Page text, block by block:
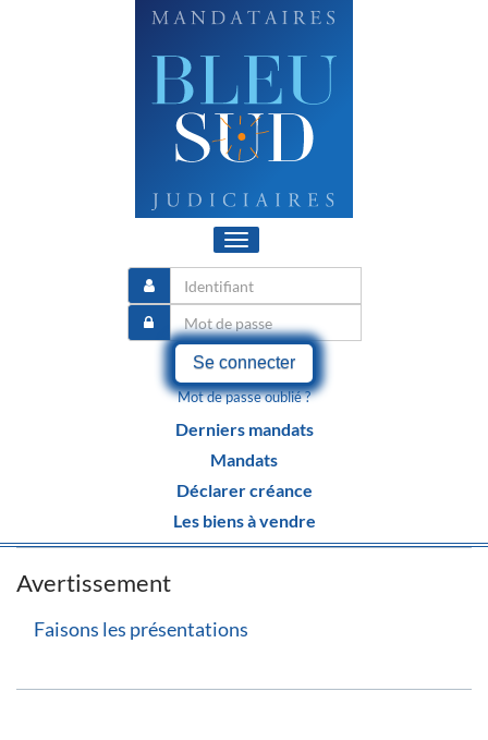
Toggle
navigation
Se connecter
Mot de passe oublié ?
Derniers mandats
Mandats
Déclarer créance
Les biens à vendre
Avertissement
Faisons les présentations